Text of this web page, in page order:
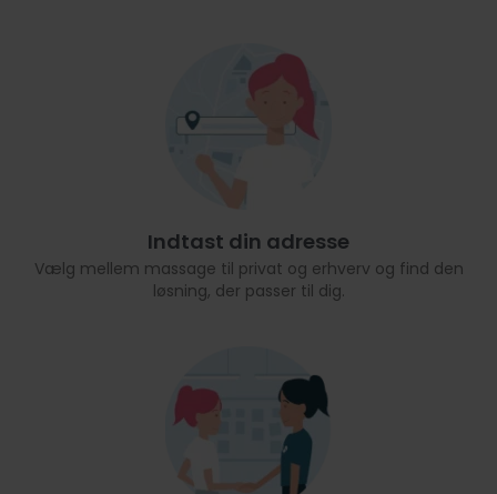
Indtast din adresse
Vælg mellem massage til privat og erhverv og find den
løsning, der passer til dig.